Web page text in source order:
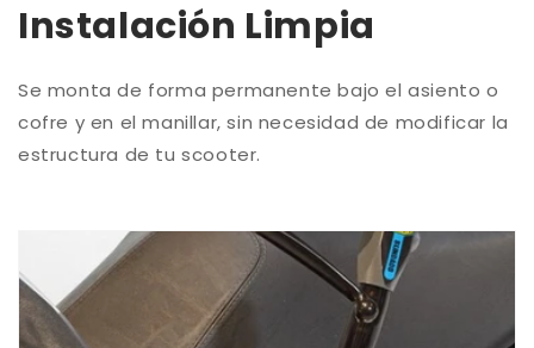
Instalación Limpia
Se monta de forma permanente bajo el asiento o
cofre y en el manillar, sin necesidad de modificar la
estructura de tu scooter.